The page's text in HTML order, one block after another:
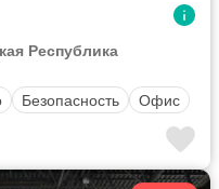
Республика
Безопасность Офис